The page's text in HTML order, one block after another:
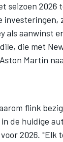
seizoen 2026
investeringen,
als aanwinst
die met
Martin
flink
de huidige
2026. "Elk